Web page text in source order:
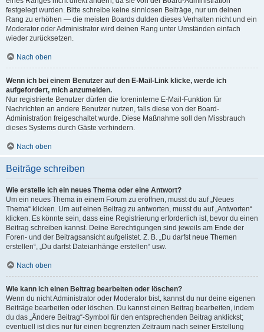
festgelegt wurden. Bitte schreibe keine sinnlosen Beiträge, nur um deinen
Rang zu erhöhen — die meisten Boards dulden dieses Verhalten nicht und ein
Moderator oder Administrator wird deinen Rang unter Umständen einfach
wieder zurücksetzen.
Nach oben
Wenn ich bei einem Benutzer auf den E-Mail-Link klicke, werde ich
aufgefordert, mich anzumelden.
Nur registrierte Benutzer dürfen die foreninterne E-Mail-Funktion für
Nachrichten an andere Benutzer nutzen, falls diese von der Board-
Administration freigeschaltet wurde. Diese Maßnahme soll den Missbrauch
dieses Systems durch Gäste verhindern.
Nach oben
Beiträge schreiben
Wie erstelle ich ein neues Thema oder eine Antwort?
Um ein neues Thema in einem Forum zu eröffnen, musst du auf „Neues
Thema“ klicken. Um auf einen Beitrag zu antworten, musst du auf „Antworten“
klicken. Es könnte sein, dass eine Registrierung erforderlich ist, bevor du einen
Beitrag schreiben kannst. Deine Berechtigungen sind jeweils am Ende der
Foren- und der Beitragsansicht aufgelistet. Z. B. „Du darfst neue Themen
erstellen“, „Du darfst Dateianhänge erstellen“ usw.
Nach oben
Wie kann ich einen Beitrag bearbeiten oder löschen?
Wenn du nicht Administrator oder Moderator bist, kannst du nur deine eigenen
Beiträge bearbeiten oder löschen. Du kannst einen Beitrag bearbeiten, indem
du das „Ändere Beitrag“-Symbol für den entsprechenden Beitrag anklickst;
eventuell ist dies nur für einen begrenzten Zeitraum nach seiner Erstellung